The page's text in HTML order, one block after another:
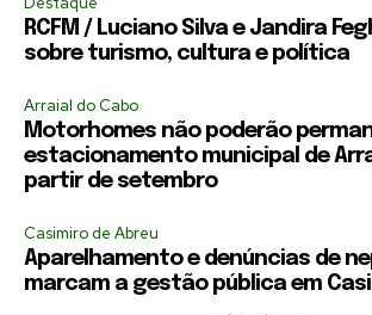
RCFM / Luciano Silva e Jandira
sobre turismo, cultura e política
Arraial do Cabo
Motorhomes não poderão
estacionamento municipal de
partir de setembro
Casimiro de Abreu
Aparelhamento e denúncias de
marcam a gestão pública em